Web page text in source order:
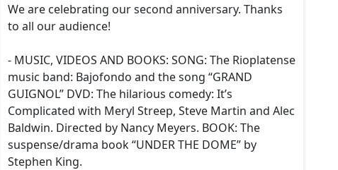
We are celebrating our second anniversary. Thanks
to all our audience!
- MUSIC, VIDEOS AND BOOKS: SONG: The Rioplatense
music band: Bajofondo and the song “GRAND
GUIGNOL” DVD: The hilarious comedy: It’s
Complicated with Meryl Streep, Steve Martin and Alec
Baldwin. Directed by Nancy Meyers. BOOK: The
suspense/drama book “UNDER THE DOME” by
Stephen King.